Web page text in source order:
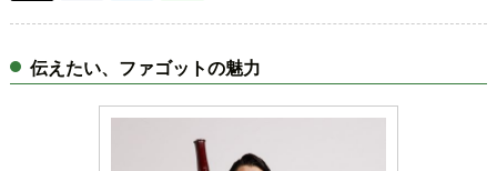
伝えたい、ファゴットの魅力